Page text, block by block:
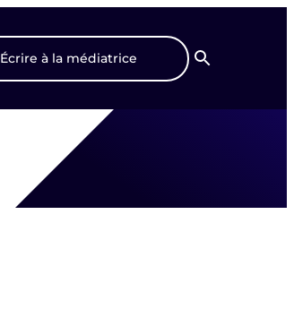
Écrire à la médiatrice
Recherche